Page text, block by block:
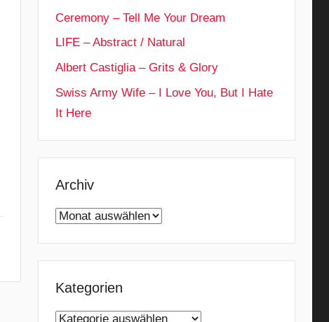
Ceremony – Tell Me Your Dream
LIFE – Abstract / Natural
Albert Castiglia – Grits & Glory
Swiss Army Wife – I Love You, But I Hate
It Here
Archiv
Archiv
Kategorien
Kategorien